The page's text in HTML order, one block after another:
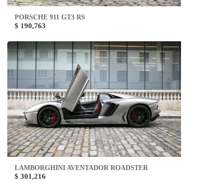
PORSCHE 911 GT3 RS
$ 190,763
LAMBORGHINI AVENTADOR ROADSTER
$ 301,216